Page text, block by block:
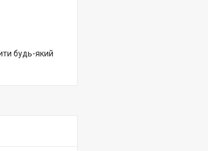
будь-який